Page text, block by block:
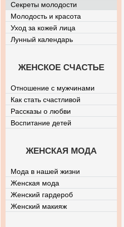
Секреты молодости
Молодость и красота
Уход за кожей лица
Лунный календарь
ЖЕНСКОЕ СЧАСТЬЕ
Отношение с мужчинами
Как стать счастливой
Рассказы о любви
Воспитание детей
ЖЕНСКАЯ МОДА
Мода в нашей жизни
Женская мода
Женский гардероб
Женский макияж